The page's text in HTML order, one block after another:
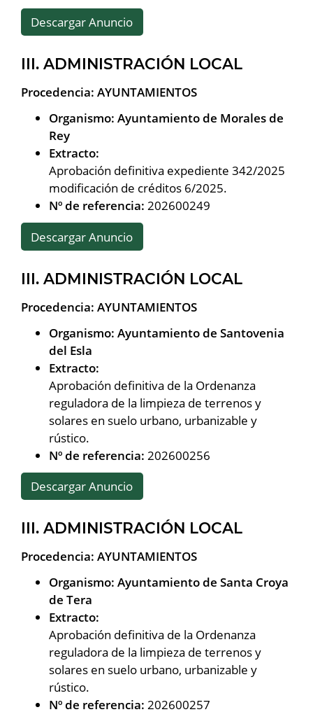
Descargar Anuncio
III. ADMINISTRACIÓN LOCAL
Procedencia: AYUNTAMIENTOS
Organismo: Ayuntamiento de Morales de
Rey
Extracto:
Aprobación definitiva expediente 342/2025
modificación de créditos 6/2025.
Nº de referencia: 202600249
Descargar Anuncio
III. ADMINISTRACIÓN LOCAL
Procedencia: AYUNTAMIENTOS
Organismo: Ayuntamiento de Santovenia
del Esla
Extracto:
Aprobación definitiva de la Ordenanza
reguladora de la limpieza de terrenos y
solares en suelo urbano, urbanizable y
rústico.
Nº de referencia: 202600256
Descargar Anuncio
III. ADMINISTRACIÓN LOCAL
Procedencia: AYUNTAMIENTOS
Organismo: Ayuntamiento de Santa Croya
de Tera
Extracto:
Aprobación definitiva de la Ordenanza
reguladora de la limpieza de terrenos y
solares en suelo urbano, urbanizable y
rústico.
Nº de referencia: 202600257